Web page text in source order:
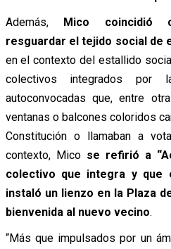
Además, Mico coincidió
resguardar el tejido social de
en el contexto del estallido
colectivos integrados por
autoconvocadas que, entre
ventanas o balcones coloridos
Constitución o llamaban a
contexto, Mico se refirió a
colectivo que integra y que
instaló un lienzo en la Plaza
bienvenida al nuevo vecino.
“Más que impulsados por un